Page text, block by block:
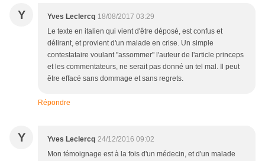
Y Yves Leclercq 18/08/2017 03:29
Le texte en italien qui vient d'être déposé, est confus et
délirant, et provient d'un malade en crise. Un simple
contestataire voulant "assommer" l'auteur de l'article princeps
et les commentateurs, ne serait pas donné un tel mal. Il peut
être effacé sans dommage et sans regrets.
Répondre
Y Yves Leclercq 24/12/2016 09:02
Mon témoignage est à la fois d'un médecin, et d'un malade